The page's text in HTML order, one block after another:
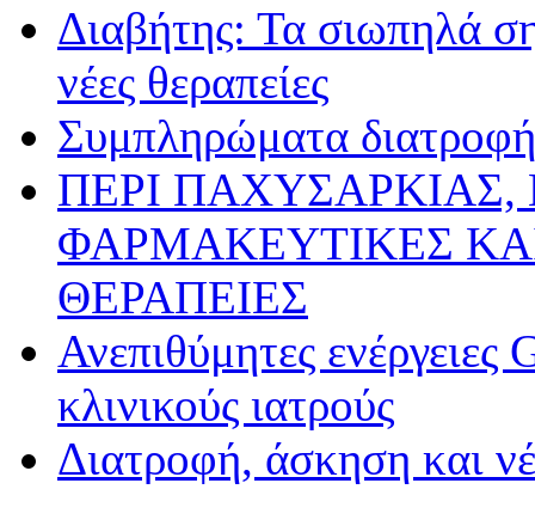
Διαβήτης: Τα σιωπηλά
νέες θεραπείες
Συμπληρώματα
ΠΕΡΙ
ΦΑΡΜΑΚΕΥΤΙΚΕΣ
ΘΕΡΑΠΕΙΕΣ
Ανεπιθύμητες
κλινικούς ιατρούς
Διατροφή, άσκηση και